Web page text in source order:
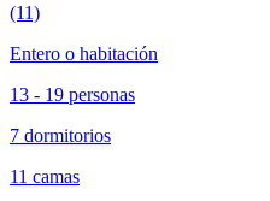
(11)
Entero o habitación
13 - 19 personas
7 dormitorios
11 camas